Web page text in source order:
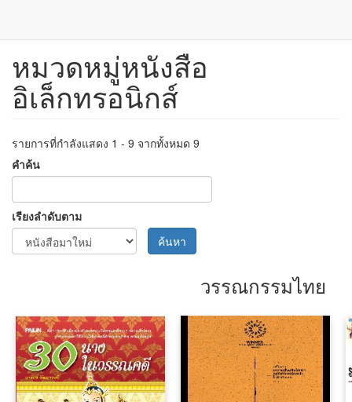
ข้าม
เนื้อหา
หมวดหมู่หนังสือ
อิเล็กทรอนิกส์
รายการที่กำลังแสดง 1 - 9 จากทั้งหมด 9
คำค้น
เรียงลำดับตาม
ค้นหา
วรรณกรรมไทย